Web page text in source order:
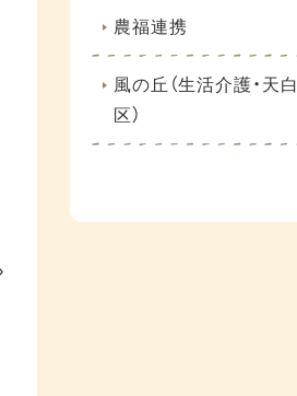
農福連携
風の丘（生活介護・天白
区）